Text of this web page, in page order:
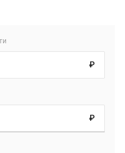
₽
₽